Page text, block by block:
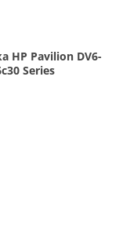
HP Pavilion DV6-
Series